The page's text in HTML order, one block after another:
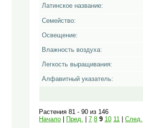
Латинское название:
Семейство:
Освещение:
Влажность воздуха:
Легкость выращивания:
Алфавитный указатель:
Растения 81 - 90 из 146
Начало
Пред. 7 8 9 10 11 След.